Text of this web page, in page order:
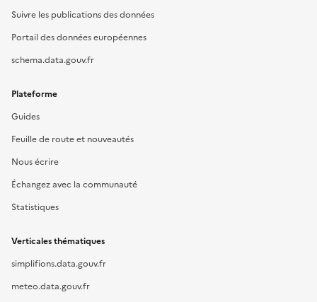
Suivre les publications des données
Portail des données européennes
schema.data.gouv.fr
Plateforme
Guides
Feuille de route et nouveautés
Nous écrire
Échangez avec la communauté
Statistiques
Verticales thématiques
simplifions.data.gouv.fr
meteo.data.gouv.fr